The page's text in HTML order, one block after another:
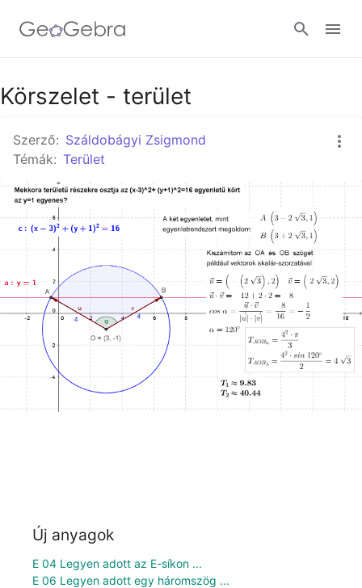
Bejelentkezés
Körszelet - terület
Szerző: Száldobágyi Zsigmond
Témák: Terület
Új anyagok
E 04 Legyen adott az E-síkon ...
E 06 Legyen adott egy háromszög ...